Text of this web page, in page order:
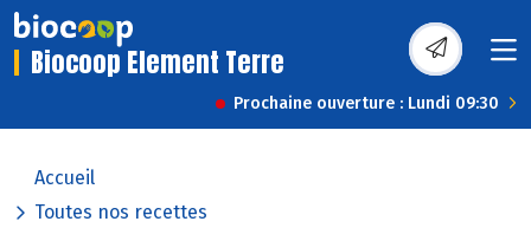
Biocoop Element Terre
Prochaine ouverture : Lundi 09:30
Accueil
Toutes nos recettes